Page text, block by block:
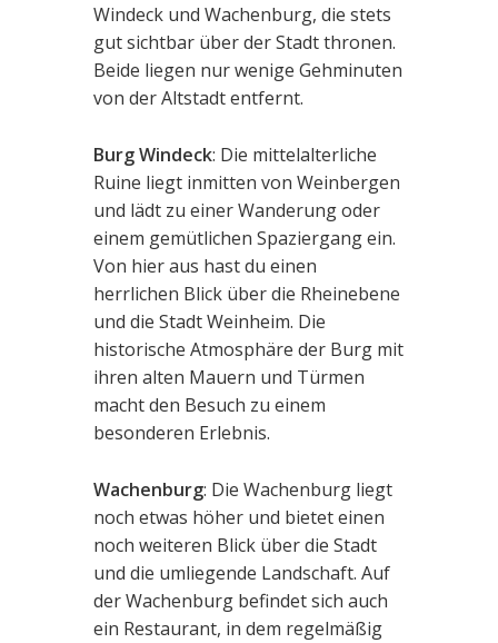
Windeck und Wachenburg, die stets
gut sichtbar über der Stadt thronen.
Beide liegen nur wenige Gehminuten
von der Altstadt entfernt.
Burg Windeck: Die mittelalterliche
Ruine liegt inmitten von Weinbergen
und lädt zu einer Wanderung oder
einem gemütlichen Spaziergang ein.
Von hier aus hast du einen
herrlichen Blick über die Rheinebene
und die Stadt Weinheim. Die
historische Atmosphäre der Burg mit
ihren alten Mauern und Türmen
macht den Besuch zu einem
besonderen Erlebnis.
Wachenburg: Die Wachenburg liegt
noch etwas höher und bietet einen
noch weiteren Blick über die Stadt
und die umliegende Landschaft. Auf
der Wachenburg befindet sich auch
ein Restaurant, in dem regelmäßig